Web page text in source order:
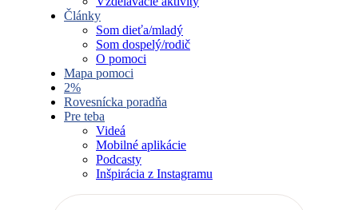
Články
Som dieťa/mladý
Som dospelý/rodič
O pomoci
Mapa pomoci
2%
Rovesnícka poradňa
Pre teba
Videá
Mobilné aplikácie
Podcasty
Inšpirácia z Instagramu